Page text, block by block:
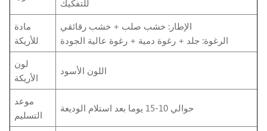
للتفكيك
مادة
للأريكة
الإطار: خشب صلب + خشب رقائقي
الرغوة: جلد + رغوة دمية + رغوة عالية الجودة
لون
الأريكة
اللون الأسود
موعد
التسليم
حوالي 10-15 يوما بعد استلام الوديعة